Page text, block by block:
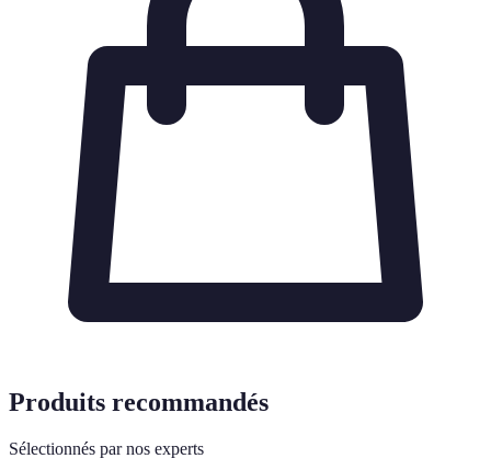
Produits recommandés
Sélectionnés par nos experts